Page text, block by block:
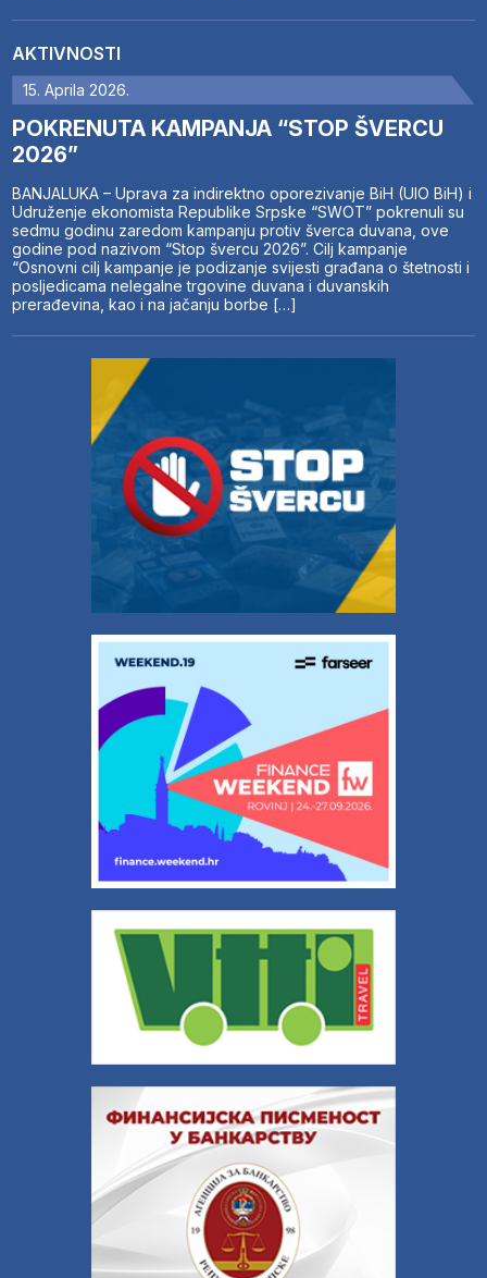
AKTIVNOSTI
15. Aprila 2026.
POKRENUTA KAMPANJA “STOP ŠVERCU
2026”
BANJALUKA – Uprava za indirektno oporezivanje BiH (UIO BiH) i
Udruženje ekonomista Republike Srpske “SWOT” pokrenuli su
sedmu godinu zaredom kampanju protiv šverca duvana, ove
godine pod nazivom “Stop švercu 2026”. Cilj kampanje
“Osnovni cilj kampanje je podizanje svijesti građana o štetnosti i
posljedicama nelegalne trgovine duvana i duvanskih
prerađevina, kao i na jačanju borbe […]